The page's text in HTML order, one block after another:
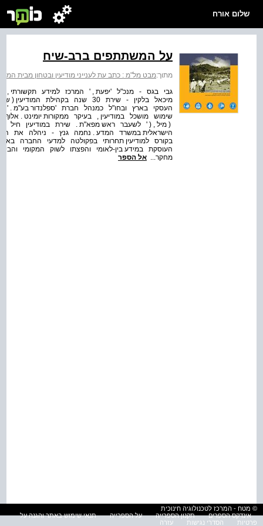
שלום אורח
על המשתתפים ברב-שיח
מתוך:מבט מל"מ : כתב עת לענייני מודיעין ובטחון מבית המרכז
העסקי בארץ ובחו"ל כמנהל חברת 'ספלנדור בע"מ
שימוש מושכל במודיעין , בעיקר ממקורות יומינט .
( מיל , ( ' לשעבר ראש מפא"ת . שירת במודיעין חיל
הישראלית במשרד המדע . נחמה גנץ - ניהלה את
בקורס למודיעין תחרותי בפקולטה למדעי החברה
מחקר... אל הספר
© מטח - המרכז לטכנולוגיה חינוכית
אינדקס הספרים
תקנון הספרייה על הספרייה
תנאי שימוש באתר והגנה על
פרטיות
הסדרי נגישות עזרה